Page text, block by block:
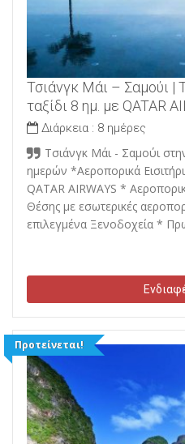
Τσιάνγκ Μάι – Σαμούι |
ταξίδι 8 ημ. με QATAR
Διάρκεια : 8 ημέρες
Τσιάνγκ Μάι - Σαμούι
ημερών *Αεροπορικά
QATAR AIRWAYS *
Θέσης με εσωτερικές
επιλεγμένα Ξενοδοχεία *
Προτείνεται!